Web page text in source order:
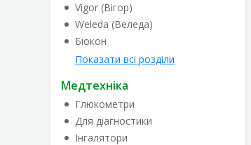
Vigor (Вігор)
Weleda (Веледа)
Біокон
Показати всі розділи
Медтехніка
Глюкометри
Для діагностики
Інгалятори